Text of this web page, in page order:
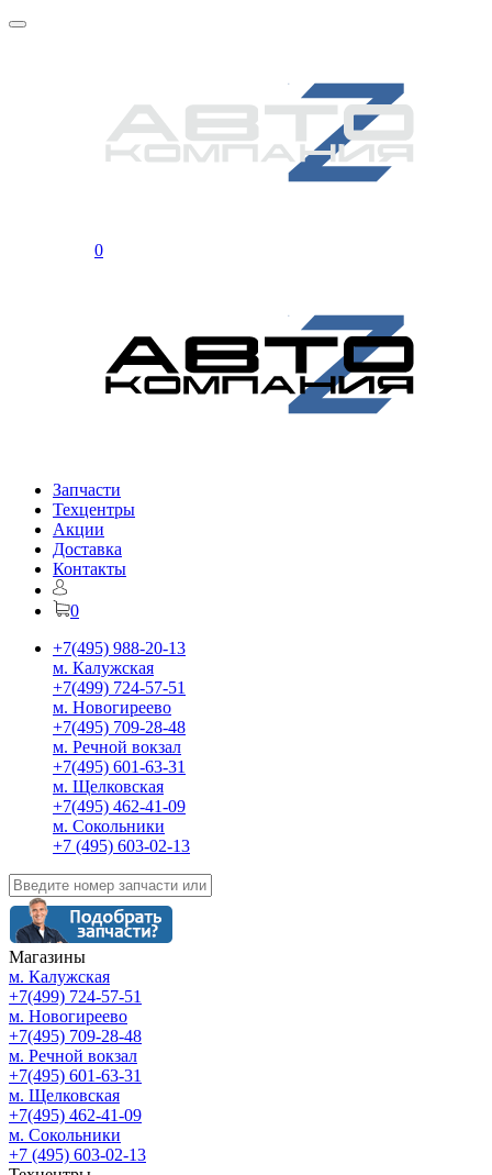
0
Запчасти
Техцентры
Акции
Доставка
Контакты
0
+7(495) 988-20-13
м. Калужская
+7(499) 724-57-51
м. Новогиреево
+7(495) 709-28-48
м. Речной вокзал
+7(495) 601-63-31
м. Щелковская
+7(495) 462-41-09
м. Сокольники
+7 (495) 603-02-13
Магазины
м. Калужская
+7(499) 724-57-51
м. Новогиреево
+7(495) 709-28-48
м. Речной вокзал
+7(495) 601-63-31
м. Щелковская
+7(495) 462-41-09
м. Сокольники
+7 (495) 603-02-13